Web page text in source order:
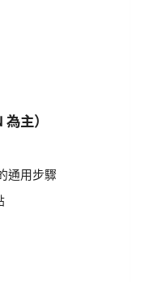
主）
通用步驟